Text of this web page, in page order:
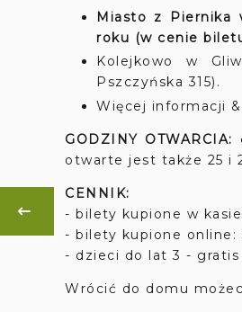
Miasto z Piernika
roku (w cenie
Kolejkowo w
Pszczyńska 315).
Więcej informacji
GODZINY OTWARCIA:
otwarte jest także 25 i
CENNIK:
- bilety kupione w
- bilety kupione online:
- dzieci do lat 3 - gratis
Wrócić do domu